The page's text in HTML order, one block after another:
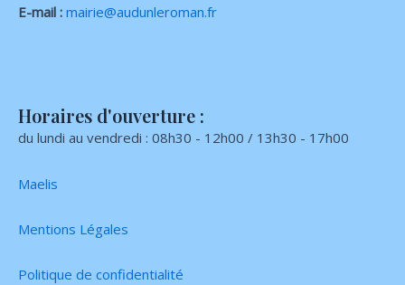
E-mail : mairie@audunleroman.fr
Horaires d'ouverture :
du lundi au vendredi : 08h30 - 12h00 / 13h30 - 17h00
Maelis
Mentions Légales
Politique de confidentialité